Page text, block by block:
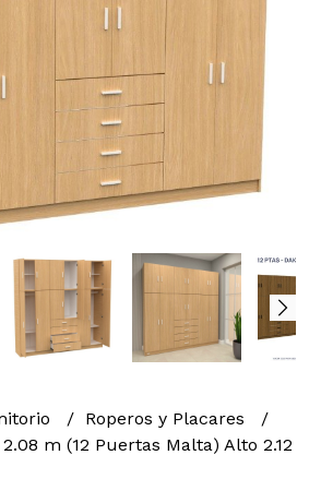
Roperos y Placares
m (12 Puertas Malta) Alto 2.12